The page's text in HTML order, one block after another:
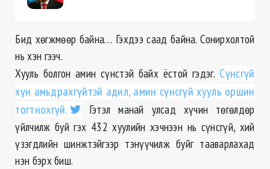
Бид хөгжмөөр байна… Гэхдээ саад байна. Сонирхолтой
нь хэн гээч.
Хууль болгон амин сүнстэй байх ёстой гэдэг. Сүнсгүй
хүн амьдрахгүйтэй адил, амин сүнсгүй хууль оршин
тогтнохгүй.
Гэтэл манай улсад хүчин төгөлдөр
үйлчилж буй гэх 432 хуулийн хэчнээн нь сүнсгүй, хий
үзэгдлийн шинжтэйгээр тэнүүчилж буйг тааварлахад
нэн бэрх биш.